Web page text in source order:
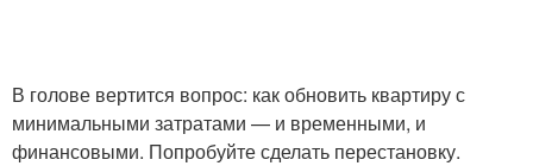
В голове вертится вопрос: как обновить квартиру с
минимальными затратами — и временными, и
финансовыми. Попробуйте сделать перестановку.